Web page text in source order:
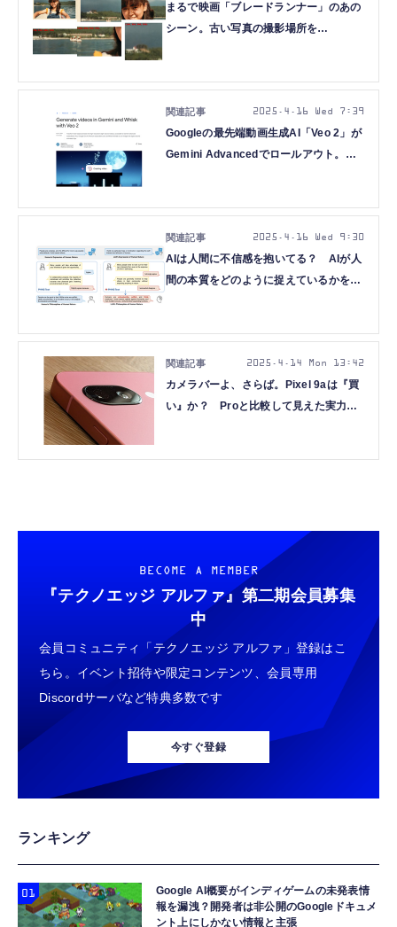
まるで映画「ブレードランナー」のあの
シーン。古い写真の撮影場所を
Googleの最先端動画生成AI「Veo 2」が
Gemini Advancedでロールアウト。そ
2025.4.16 Wed 7:39
AIは人間に不信感を抱いてる？ AIが人
間の本質をどのように捉えているかを調
2025.4.16 Wed 9:30
カメラバーよ、さらば。Pixel 9aは『買
い』か？ Proと比較して見えた実力
2025.4.14 Mon 13:42
BECOME A MEMBER
『テクノエッジ アルファ』 第二期会員募集
中
会員コミュニティ「テクノエッジ アルファ」登録はこ
ちら。イベント招待や限定コンテンツ、会員専用
Discordサーバなど特典多数です
今すぐ登録
ランキング
Google AI概要がインディゲームの未発表情
報を漏洩？開発者は非公開のGoogleドキュメ
ント上にしかない情報と主張